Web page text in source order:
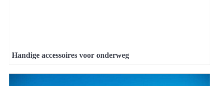
Handige accessoires voor onderweg